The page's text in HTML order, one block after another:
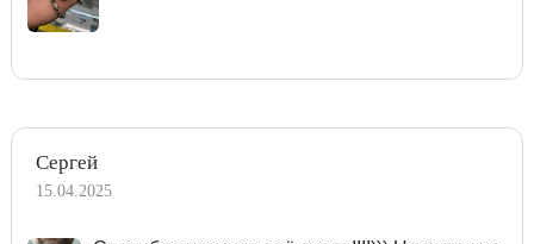
Сергей
15.04.2025